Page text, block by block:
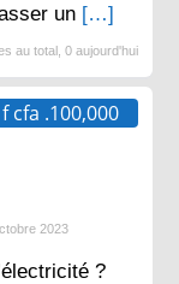
un […]
au total, 0 aujourd'hui
f cfa .100,000
2023
?